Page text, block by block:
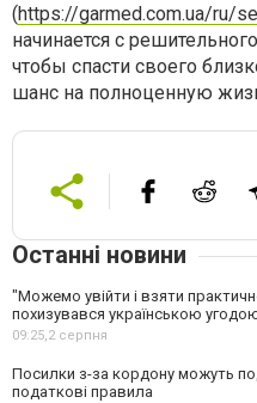
(https://garmed.com.ua/ru/
начинается с
чтобы спасти своего
шанс на полноценную
Останні новини
"Можемо увійти і взяти
похизувався українською
09:25, 2 серпня
Посилки з-за кордону можуть
податкові правила